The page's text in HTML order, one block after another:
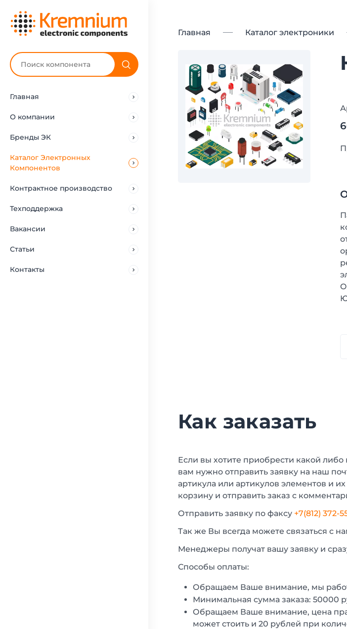
Главная
О компании
Бренды ЭК
Каталог Электронных
Компонентов
Контрактное производство
Техподдержка
Вакансии
Статьи
Контакты
Главная Каталог электроники
Как заказать
Если вы хотите приобрести какой
вам нужно отправить заявку на наш
артикула или артикулов элементов и
корзину и отправить заказ с
Отправить заявку по факсу +7(812) 372-
Так же Вы всегда можете связаться с
Менеджеры получат вашу заявку и
Способы оплаты:
Обращаем Ваше внимание, мы
Минимальная сумма заказа: 50000
Обращаем Ваше внимание, цена
может стоить и 20 рублей при